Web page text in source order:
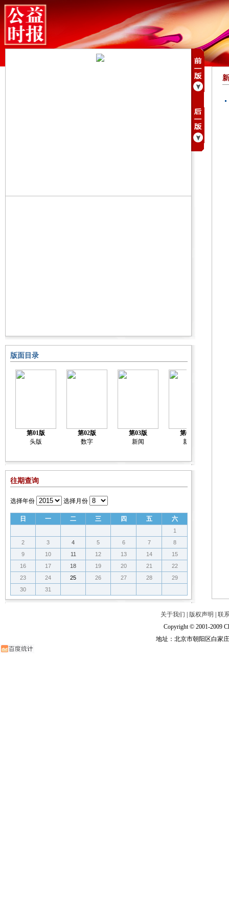
版面目录
第01版
头版
第02版
数字
第03版
新闻
第04版
新闻
往期查询
选择年份 选择月份
日 一 二 三 四 五 六
1
2
3 4 5 6 7
8
9
10 11 12 13 14
15
16
17 18 19 20 21
22
23
24 25 26 27 28
29
30
31
关于我们 版权声明
联
Copyright © 2001-2009
地址：北京市朝阳区白家